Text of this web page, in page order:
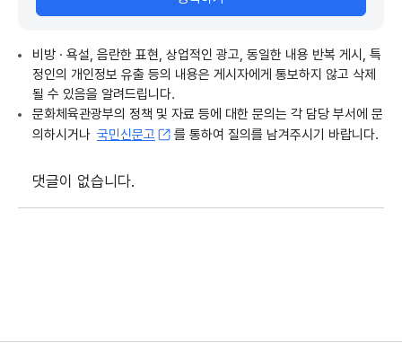
비방 · 욕설, 음란한 표현, 상업적인 광고, 동일한 내용 반복 게시, 특
정인의 개인정보 유출 등의 내용은 게시자에게 통보하지 않고 삭제
될 수 있음을 알려드립니다.
문화체육관광부의 정책 및 자료 등에 대한 문의는 각 담당 부서에 문
의하시거나 국민신문고 를 통하여 질의를 남겨주시기 바랍니다.
댓글이 없습니다.